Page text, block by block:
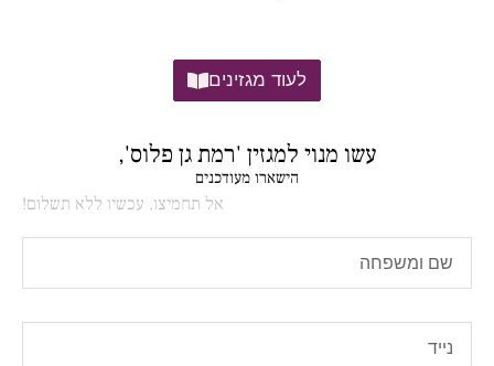
לעוד מגזינים
עשו מנוי למגזין 'רמת גן פלוס',
הישארו מעודכנים
אל תחמיצו, עכשיו ללא תשלום!